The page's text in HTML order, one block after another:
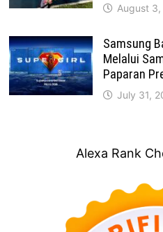
August
Samsung
Melalui
Paparan
July 31,
Alexa Rank